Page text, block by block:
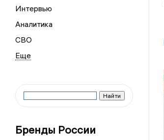
Интервью
Аналитика
СВО
Бренды России